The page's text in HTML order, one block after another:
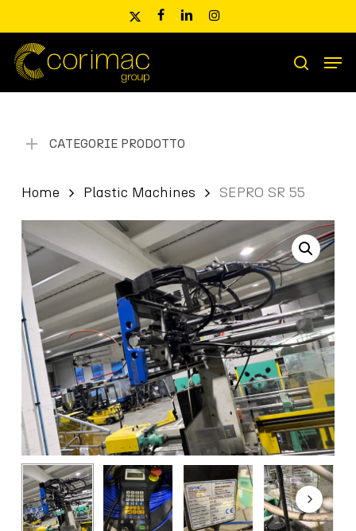
main
content
x-
facebooklinkedininstagram
Ricerca
prodotti
search
CATEGORIE PRODOTTO
Home Plastic Machines SEPRO SR 55